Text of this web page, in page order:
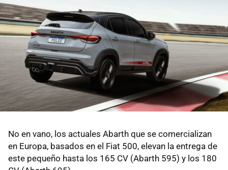
No en vano, los actuales Abarth que se comercializan
en Europa, basados en el Fiat 500, elevan la entrega de
este pequeño hasta los 165 CV (Abarth 595) y los 180